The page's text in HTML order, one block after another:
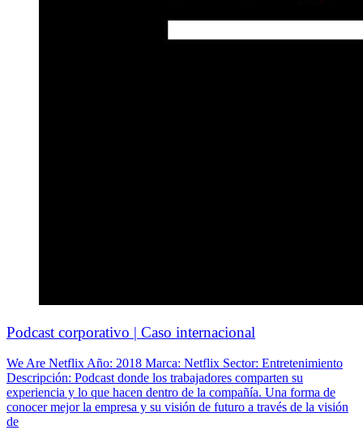
Podcast corporativo | Caso internacional
We Are Netflix Año: 2018 Marca: Netflix Sector: Entretenimiento
Descripción: Podcast donde los trabajadores comparten su
experiencia y lo que hacen dentro de la compañía. Una forma de
conocer mejor la empresa y su visión de futuro a través de la visión
de